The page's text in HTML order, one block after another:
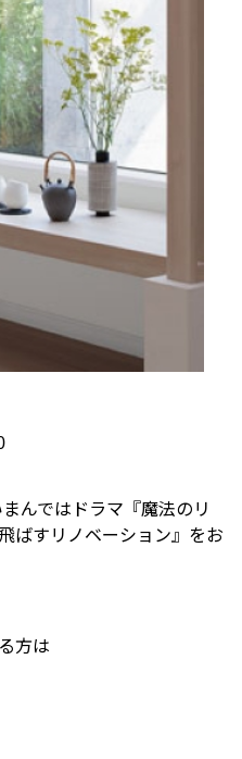
んではドラマ『魔法のリ
ばすリノベーション』をお
方は